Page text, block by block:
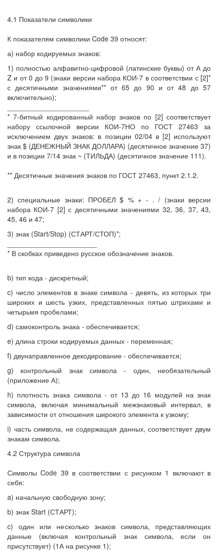
4.1 Показатели символики
К показателям символики Code 39 относят:
а) набор кодируемых знаков:
1) полностью алфавитно-цифровой (латинские буквы) от А до
Z и от 0 до 9 (знаки версии набора КОИ-7 в соответствии с [2]*
с десятичными значениями** от 65 до 90 и от 48 до 57
включительно);
* 7-битный кодированный набор знаков по [2] соответствует
набору ссылочной версии КОИ-7НО по ГОСТ 27463 за
исключением двух знаков: в позиции 02/04 в [2] используют
знак $ (ДЕНЕЖНЫЙ ЗНАК ДОЛЛАРА) (десятичное значение 37)
и в позиции 7/14 знак ~ (ТИЛЬДА) (десятичное значение 111).
** Десятичные значения знаков по ГОСТ 27463, пункт 2.1.2.
2) специальные знаки: ПРОБЕЛ $ % + - . / (знаки версии
набора КОИ-7 [2] с десятичными значениями 32, 36, 37, 43,
45, 46 и 47;
3) знак (Start/Stop) (СТАРТ/СТОП)*;
* В скобках приведено русское обозначение знаков.
b) тип кода - дискретный;
c) число элементов в знаке символа - девять, из которых три
широких и шесть узких, представленных пятью штрихами и
четырьмя пробелами;
d) самоконтроль знака - обеспечивается;
e) длина строки кодируемых данных - переменная;
f) двунаправленное декодирование - обеспечивается;
g) контрольный знак символа - один, необязательный
(приложение А);
h) плотность знака символа - от 13 до 16 модулей на знак
символа, включая минимальный межзнаковый интервал, в
зависимости от отношения широкого элемента к узкому;
i) часть символа, не содержащая данных, соответствует двум
знакам символа.
4.2 Структура символа
Символы Code 39 в соответствии с рисунком 1 включают в
себя:
a) начальную свободную зону;
b) знак Start (СТАРТ);
c) один или несколько знаков символа, представляющих
данные (включая контрольный знак символа, если он
присутствует) (1А на рисунке 1);